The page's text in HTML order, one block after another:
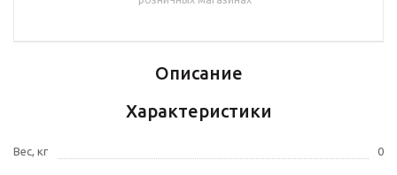
Описание
Характеристики
Вес, кг 0